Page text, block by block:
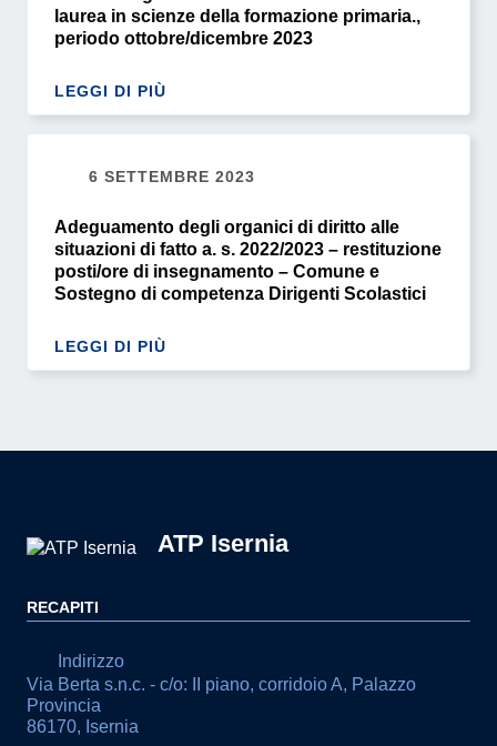
laurea in scienze della formazione primaria.,
periodo ottobre/dicembre 2023
LEGGI DI PIÙ
6 SETTEMBRE 2023
Adeguamento degli organici di diritto alle
situazioni di fatto a. s. 2022/2023 – restituzione
posti/ore di insegnamento – Comune e
Sostegno di competenza Dirigenti Scolastici
LEGGI DI PIÙ
ATP Isernia
RECAPITI
Indirizzo
Via Berta s.n.c. - c/o: II piano, corridoio A, Palazzo
Provincia
86170, Isernia